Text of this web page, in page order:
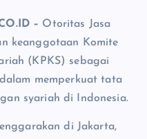
– Otoritas Jasa
keanggotaan Komite
(KPKS) sebagai
memperkuat tata
syariah di Indonesia.
di Jakarta,